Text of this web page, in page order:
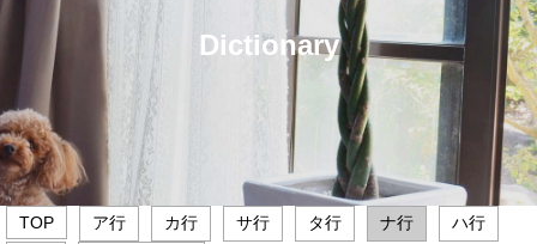
Dictionary
TOP ア行 カ行 サ行 タ行 ナ行
ハ行